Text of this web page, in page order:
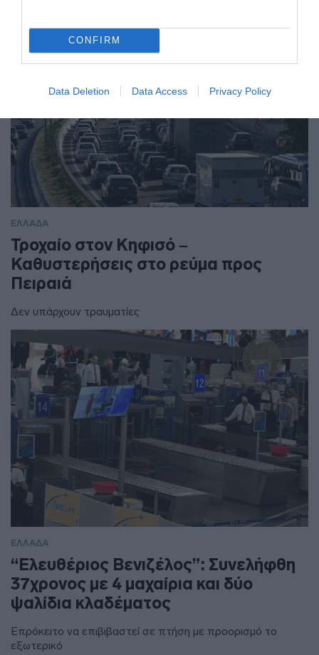
CONFIRM
Data Deletion Data Access Privacy Policy
ΕΛΛΑΔΑ
Τροχαίο στον Κηφισό –
Καθυστερήσεις στο ρεύμα προς
Πειραιά
Δεν υπάρχουν τραυματίες
ΕΛΛΑΔΑ
“Ελευθέριος Βενιζέλος”: Συνελήφθη
37χρονος με 4 μαχαίρια και δύο
ψαλίδια κλαδέματος
Επρόκειτο να επιβιβαστεί σε πτήση με προορισμό το
εξωτερικό